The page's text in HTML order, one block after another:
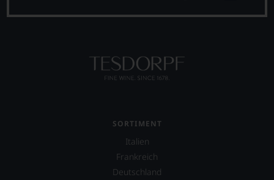
SORTIMENT
Italien
Frankreich
Deutschland